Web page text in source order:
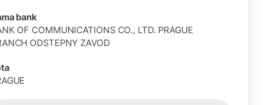
bank
OF COMMUNICATIONS CO., LTD. PRAGUE
ODSTEPNY ZAVOD